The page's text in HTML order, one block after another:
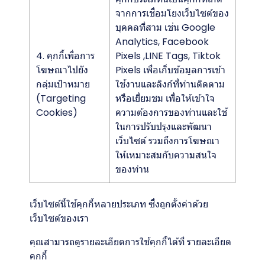
4. คุกกี้เพื่อการ
โฆษณาไปยัง
กลุ่มเป้าหมาย
(Targeting
Cookies)
จากการเชื่อมโยงเว็บไซต์ของ
บุคคลที่สาม เช่น Google
Analytics, Facebook
Pixels ,LINE Tags, Tiktok
Pixels เพื่อเก็บข้อมูลการเข้า
ใช้งานและลิงก์ที่ท่านติดตาม
หรือเยี่ยมชม เพื่อให้เข้าใจ
ความต้องการของท่านและใช้
ในการปรับปรุงและพัฒนา
เว็บไซต์ รวมถึงการโฆษณา
ให้เหมาะสมกับความสนใจ
ของท่าน
เว็บไซต์นี้ใช้คุกกี้หลายประเภท ซึ่งถูกตั้งค่าด้วย
เว็บไซต์ของเรา
คุณสามารถดูรายละเอียดการใช้คุกกี้ได้ที่รายละเอียด
คุกกี้